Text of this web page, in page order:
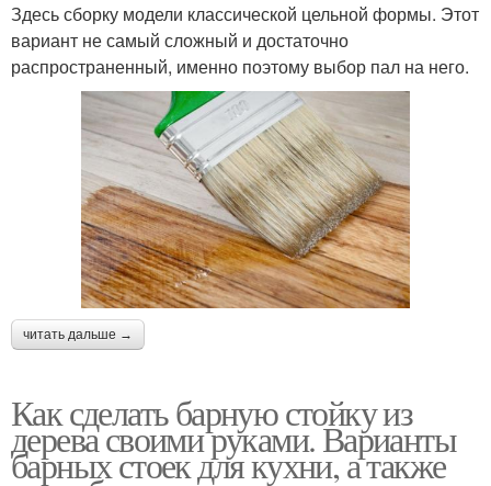
Здесь сборку модели классической цельной формы. Этот
вариант не самый сложный и достаточно
распространенный, именно поэтому выбор пал на него.
читать дальше →
Как сделать барную стойку из
дерева своими руками. Варианты
барных стоек для кухни, а также